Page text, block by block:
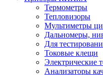
Термометры
Тепловизоры
Мультиметры
Дальномеры,
Для
Токовые клещи
Электрические
Анализаторы